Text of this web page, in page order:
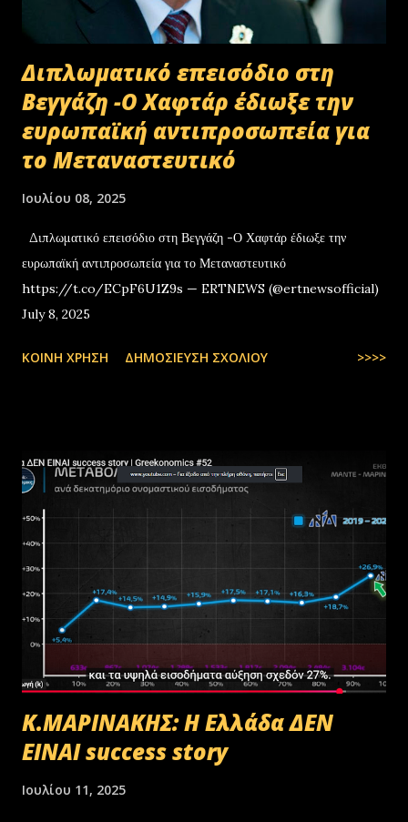
Διπλωματικό επεισόδιο στη
Βεγγάζη -Ο Χαφτάρ έδιωξε την
ευρωπαϊκή αντιπροσωπεία για
το Μεταναστευτικό
Ιουλίου 08, 2025
Διπλωματικό επεισόδιο στη Βεγγάζη -Ο Χαφτάρ έδιωξε την
ευρωπαϊκή αντιπροσωπεία για το Μεταναστευτικό
https://t.co/ECpF6U1Z9s — ERTNEWS (@ertnewsofficial)
July 8, 2025
ΚΟΙΝΉ ΧΡΉΣΗ ΔΗΜΟΣΊΕΥΣΗ ΣΧΟΛΊΟΥ >>>>
Κ.ΜΑΡΙΝΑΚΗΣ: Η Ελλάδα ΔΕΝ
ΕΙΝΑΙ success story
Ιουλίου 11, 2025